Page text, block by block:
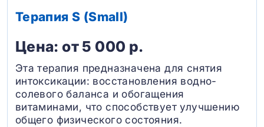
Терапия S (Small)
Цена: от 5 000 р.
Эта терапия предназначена для снятия
интоксикации: восстановления водно-
солевого баланса и обогащения
витаминами, что способствует улучшению
общего физического состояния.